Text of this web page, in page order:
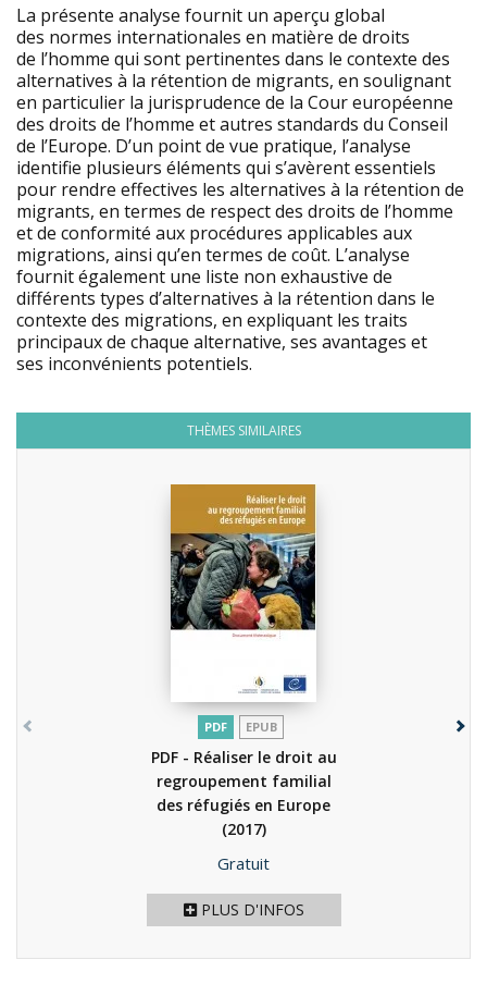
La présente analyse fournit un aperçu global
des normes internationales en matière de droits
de l’homme qui sont pertinentes dans le contexte des
alternatives à la rétention de migrants, en soulignant
en particulier la jurisprudence de la Cour européenne
des droits de l’homme et autres standards du Conseil
de l’Europe. D’un point de vue pratique, l’analyse
identifie plusieurs éléments qui s’avèrent essentiels
pour rendre effectives les alternatives à la rétention de
migrants, en termes de respect des droits de l’homme
et de conformité aux procédures applicables aux
migrations, ainsi qu’en termes de coût. L’analyse
fournit également une liste non exhaustive de
différents types d’alternatives à la rétention dans le
contexte des migrations, en expliquant les traits
principaux de chaque alternative, ses avantages et
ses inconvénients potentiels.
THÈMES SIMILAIRES
PDF EPUB
PDF - Réaliser le droit au
regroupement familial
des réfugiés en Europe
(2017)
Prix
Gratuit
PLUS D'INFOS